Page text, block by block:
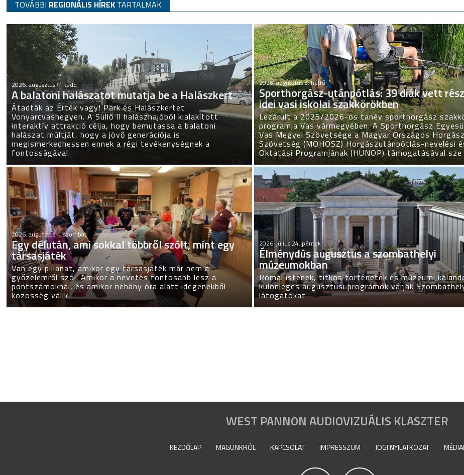
TOVÁBBI REGIONÁLIS HÍREK TARTALMAK
2026. augusztus 4. kedd
A balatoni halászatot mutatja be a Halászkert
Átadták az Érték vagy! Park és Halászkertet
Vonyarcvashegyen. A Süllő II halászhajóból kialakított
interaktív attrakció célja, hogy bemutassa a balatoni
halászat múltját, hogy a jövő generációja is
megismerkedhessen ennek a régi tevékenységnek a
fontosságával.
2026. augusztus 3. hétfő
Sporthorgász-utánpótlás: 39 diák vett
idei vasi iskolai szakkörökben
Lezárult a 2025/2026-os tanév sporthorgász
programja Vas vármegyében. A Sporthorgász
Vas Megyei Szövetsége a Magyar Országos Horgász
Szövetség (MOHOSZ) Horgászutánpótlás-nevelési
Oktatási Programjának (HUNOP) támogatásával sze
2026. augusztus 1. szombat
Egy délután, ami sokkal többről szólt, mint egy
társasjáték
Van egy pillanat, amikor egy társasjáték már nem a
győzelemről szól. Amikor a nevetés fontosabb lesz a
pontszámoknál, és amikor néhány óra alatt idegenekből
közösség válik.
2026. július 24. péntek
Élménydús augusztus a szombathelyi
múzeumokban
Római istenek, titkos történetek és múzeumi
különleges augusztusi programok várják
látogatókat
WEST PANNON AUDIOVIZUÁLIS KLASZTER
KEZDŐLAP MAGUNKRÓL KAPCSOLAT IMPRESSZUM JOGI NYILATKOZAT